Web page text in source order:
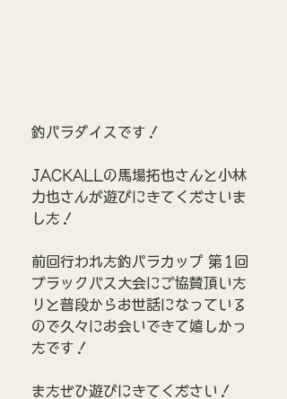
釣パラダイスです！
JACKALLの馬場拓也さんと小林
力也さんが遊びにきてくださいま
した！
前回行われた釣パラカップ 第1回
ブラックバス大会にご協賛頂いた
りと普段からお世話になっている
ので久々にお会いできて嬉しかっ
たです！
またぜひ遊びにきてください！